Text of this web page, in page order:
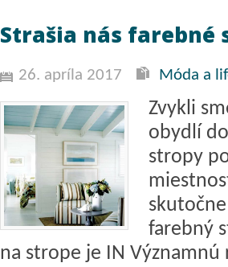
Strašia nás farebné
26. apríla 2017 Móda a
Zvykli
obydlí
stropy
farebný
na strope je IN